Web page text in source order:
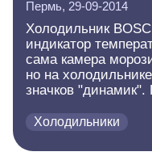
Пермь, 29-09-2014
Холодильник
индикатор
сама камера
но на
значков "динамик".
Холодильники